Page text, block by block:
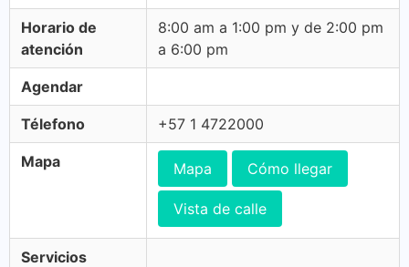
Horario de
atención
8:00 am a 1:00 pm y de 2:00 pm
a 6:00 pm
Agendar
Télefono +57 1 4722000
Mapa Mapa Cómo llegar
Vista de calle
Servicios